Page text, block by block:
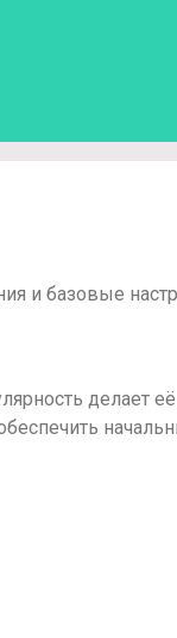
и базовые